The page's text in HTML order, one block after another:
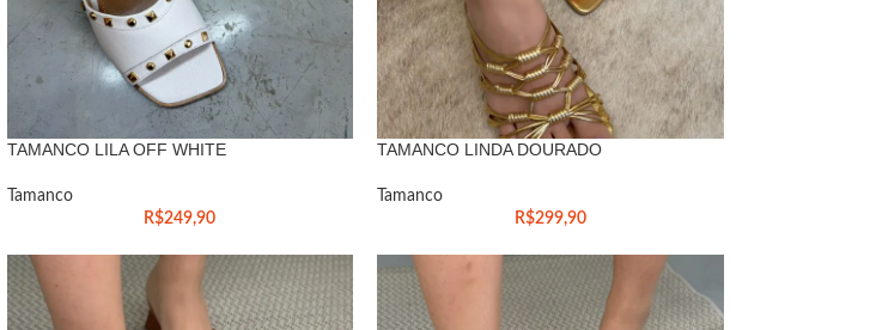
TAMANCO LILA OFF WHITE
Tamanco
R$249,90
TAMANCO LINDA DOURADO
Tamanco
R$299,90